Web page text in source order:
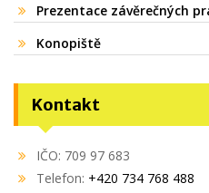
Prezentace závěrečných
Konopiště
Kontakt
IČO: 709 97 683
Telefon: +420 734 768 488